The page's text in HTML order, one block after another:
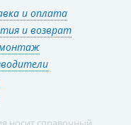
и оплата
и возврат